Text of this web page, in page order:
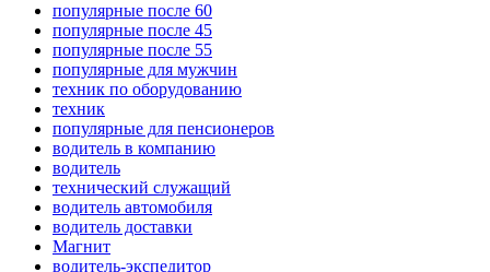
популярные после 60
популярные после 45
популярные после 55
популярные для мужчин
техник по оборудованию
техник
популярные для пенсионеров
водитель в компанию
водитель
технический служащий
водитель автомобиля
водитель доставки
Магнит
водитель-экспедитор